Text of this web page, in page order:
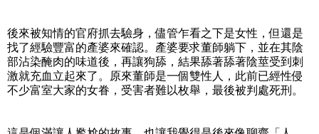
後來被知情的官府抓去驗身，儘管乍看之下是女性，但還是
找了經驗豐富的產婆來確認。產婆要求董師躺下，並在其陰
部沾染醃肉的味道後，再讓狗舔，結果舔著舔著陰莖受到刺
激就充血立起來了。原來董師是一個雙性人，此前已經性侵
不少富室大家的女眷，受害者難以枚舉，最後被判處死刑。